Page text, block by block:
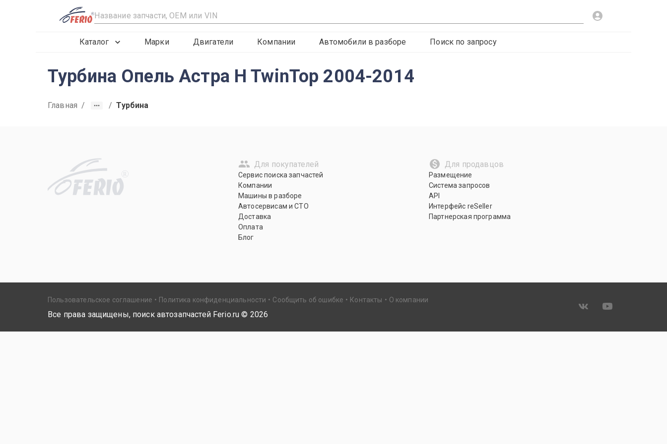
R
Каталог Марки Двигатели Компании Автомобили в разборе Поиск по запросу
Турбина Опель Астра H TwinTop 2004-2014
Главная / / Турбина
R
Для покупателей
Сервис поиска запчастей
Компании
Машины в разборе
Автосервисам и СТО
Доставка
Оплата
Блог
Для продавцов
Размещение
Система запросов
API
Интерфейс reSeller
Партнерская программа
Пользовательское соглашение Политика конфиденциальности Сообщить об ошибке Контакты О компании
Все права защищены, поиск автозапчастей Ferio.ru © 2026